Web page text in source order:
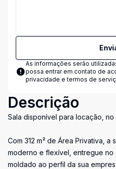
As informações serão
possa entrar em contato de
privacidade e termos de
Descrição
Sala disponível para locação,
Com 312 m² de Área Privativa,
moderno e flexível, entregue no
moldado ao perfil da sua